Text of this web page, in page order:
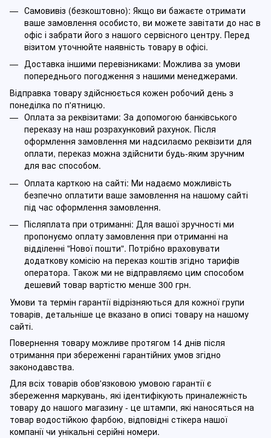
Самовивіз (безкоштовно): Якщо ви бажаєте отримати
ваше замовлення особисто, ви можете завітати до нас в
офіс і забрати його з нашого сервісного центру. Перед
візитом уточнюйте наявність товару в офісі.
Доставка іншими перевізниками: Можлива за умови
попереднього погодження з нашими менеджерами.
Відправка товару здійснюється кожен робочий день з
понеділка по п'ятницю.
Оплата за реквізитами: За допомогою банківського
переказу на наш розрахунковий рахунок. Після
оформлення замовлення ми надсилаємо реквізити для
оплати, переказ можна здійснити будь-яким зручним
для вас способом.
Оплата карткою на сайті: Ми надаємо можливість
безпечно оплатити ваше замовлення на нашому сайті
під час оформлення замовлення.
Післяплата при отриманні: Для вашої зручності ми
пропонуємо оплату замовлення при отриманні на
відділенні "Нової пошти". Потрібно враховувати
додаткову комісію на переказ коштів згідно тарифів
оператора. Також ми не відправляємо цим способом
дешевий товар вартістю менше 300 грн.
Умови та термін гарантії відрізняються для кожної групи
товарів, детальніше це вказано в описі товару на нашому
сайті.
Повернення товару можливе протягом 14 днів після
отримання при збереженні гарантійних умов згідно
законодавства.
Для всіх товарів обов'язковою умовою гарантії є
збереження маркувань, які ідентифікують приналежність
товару до нашого магазину - це штампи, які наносяться на
товар водостійкою фарбою, відповідні стікера нашої
компанії чи унікальні серійні номери.